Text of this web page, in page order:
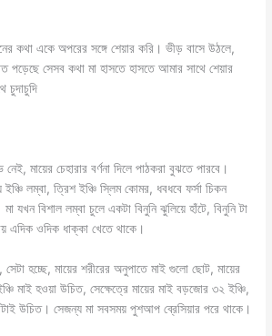
কথা একে অপরের সঙ্গে শেয়ার করি। ভীড় বাসে উঠলে,
পড়েছে সেসব কথা মা হাসতে হাসতে আমার সাথে শেয়ার
চুদাচুদি
মায়ের চেহারার বর্ণনা দিলে পাঠকরা বুঝতে পারবে।
লম্বা, ত্রিশ ইঞ্চি স্লিম কোমর, ধবধবে ফর্সা চিকন
যখন বিশাল লম্বা চুলে একটা বিনুনি ঝুলিয়ে হাঁটে, বিনুনি টা
এদিক ওদিক ধাক্কা খেতে থাকে।
সেটা হচ্ছে, মায়ের শরীরের অনুপাতে মাই গুলো ছোট, মায়ের
মাই হওয়া উচিত, সেক্ষেত্রে মায়ের মাই বড়জোর ৩২ ইঞ্চি,
উচিত। সেজন্য মা সবসময় পুশআপ ব্রেসিয়ার পরে থাকে।